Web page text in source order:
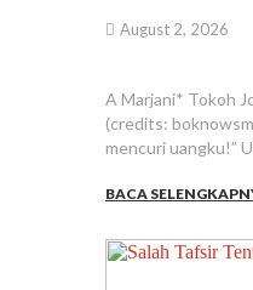
August 2, 2026
A Marjani* Tokoh
(credits:
mencuri uangku!”
BACA